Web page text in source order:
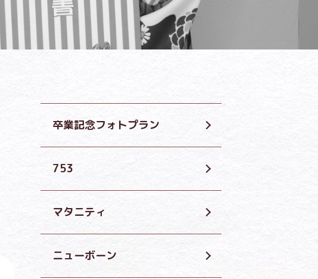
卒業記念フォトプラン
753
マタニティ
ニューボーン